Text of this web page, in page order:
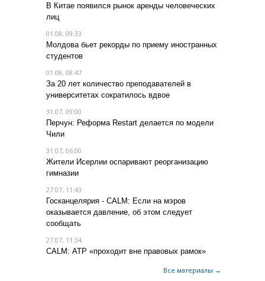
В Китае появился рынок аренды человеческих
лиц
01.08, 09:33
Молдова бьет рекорды по приему иностранных
студентов
01.08, 08:47
За 20 лет количество преподавателей в
университетах сократилось вдвое
31.07, 09:00
Перчун: Реформа Restart делается по модели
Чили
31.07, 06:00
Жители Исерлии оспаривают реорганизацию
гимназии
27.07, 11:43
Госканцелярия - CALM: Если на мэров
оказывается давление, об этом следует
сообщать
27.07, 11:34
CALM: АТР «проходит вне правовых рамок»
Все материалы →